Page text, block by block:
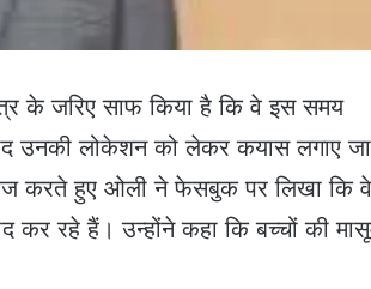
के जरिए साफ किया है कि वे इस समय
उनकी लोकेशन को लेकर कयास लगाए
करते हुए ओली ने फेसबुक पर लिखा कि वे
कर रहे हैं। उन्होंने कहा कि बच्चों की